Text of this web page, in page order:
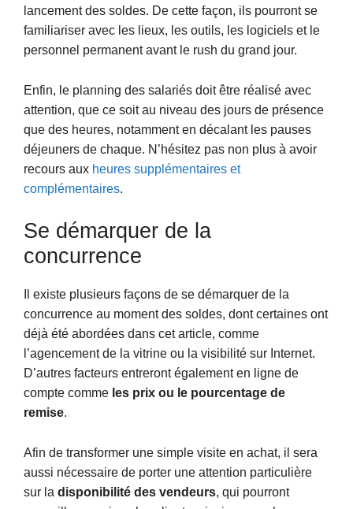
lancement des soldes. De cette façon, ils pourront se
familiariser avec les lieux, les outils, les logiciels et le
personnel permanent avant le rush du grand jour.
Enfin, le planning des salariés doit être réalisé avec
attention, que ce soit au niveau des jours de présence
que des heures, notamment en décalant les pauses
déjeuners de chaque. N’hésitez pas non plus à avoir
recours aux heures supplémentaires et
complémentaires.
Se démarquer de la
concurrence
Il existe plusieurs façons de se démarquer de la
concurrence au moment des soldes, dont certaines ont
déjà été abordées dans cet article, comme
l’agencement de la vitrine ou la visibilité sur Internet.
D’autres facteurs entreront également en ligne de
compte comme les prix ou le pourcentage de
remise.
Afin de transformer une simple visite en achat, il sera
aussi nécessaire de porter une attention particulière
sur la disponibilité des vendeurs, qui pourront